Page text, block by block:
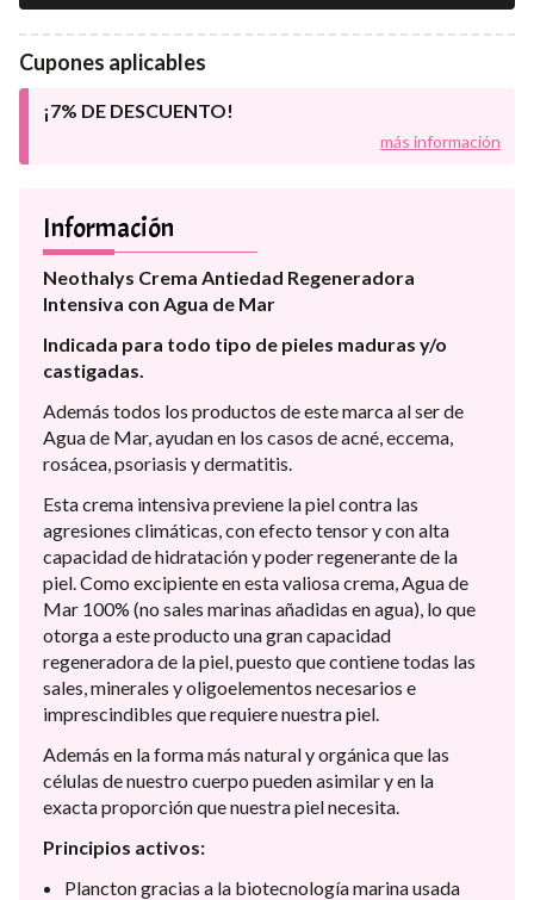
Cupones aplicables
¡7% DE DESCUENTO!
más información
Información
Neothalys Crema Antiedad Regeneradora
Intensiva con Agua de Mar
Indicada para todo tipo de pieles maduras y/o
castigadas.
Además todos los productos de este marca al ser de
Agua de Mar, ayudan en los casos de acné, eccema,
rosácea, psoriasis y dermatitis.
Esta crema intensiva previene la piel contra las
agresiones climáticas, con efecto tensor y con alta
capacidad de hidratación y poder regenerante de la
piel. Como excipiente en esta valiosa crema, Agua de
Mar 100% (no sales marinas añadidas en agua), lo que
otorga a este producto una gran capacidad
regeneradora de la piel, puesto que contiene todas las
sales, minerales y oligoelementos necesarios e
imprescindibles que requiere nuestra piel.
Además en la forma más natural y orgánica que las
células de nuestro cuerpo pueden asimilar y en la
exacta proporción que nuestra piel necesita.
Principios activos:
Plancton gracias a la biotecnología marina usada